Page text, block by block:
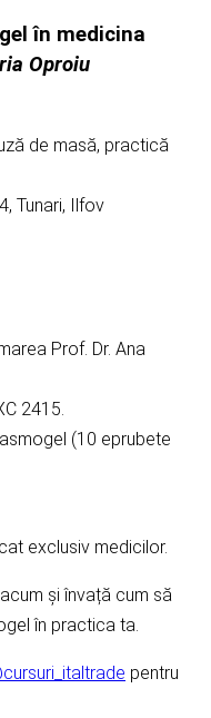
în medicina
Oproiu
de masă, practică
Tunari, Ilfov
Prof. Dr. Ana
2415.
(10 eprubete
exclusiv medicilor.
și învață cum să
în practica ta.
pentru